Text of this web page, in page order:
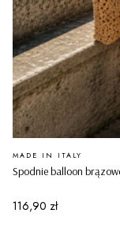
Spodnie balloon
PRODUCENT
MADE IN ITALY
Cena
116,90 zł